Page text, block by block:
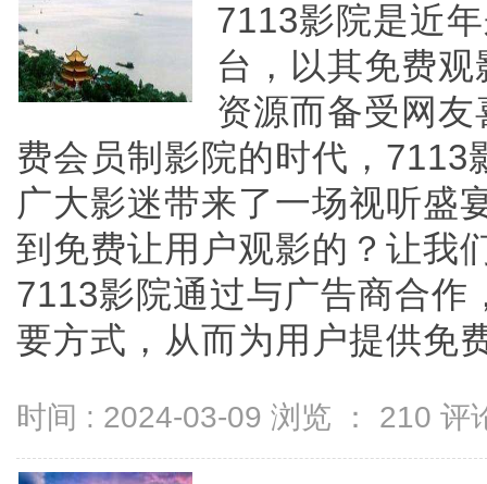
7113影院是近
台，以其免费
资源而备受网
费会员制影院的时代，7113
广大影迷带来了一场视听盛
到免费让用户观影的？让我
7113影院通过与广告商合作
要方式，从而为用户提供免
时间 : 2024-03-09 浏览 ： 210 评